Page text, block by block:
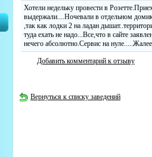
Хотели недельку провести в
выдержали....Ночевали в отдельном
,так как лодки 2 на ладан
туда ехать не надо...Все,что в сайте
нечего абсолютно.Сервис на
Добавить комментарий к отзыву
Вернуться к списку заведений